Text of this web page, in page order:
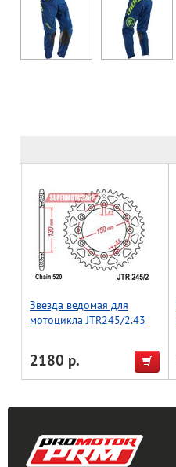
Звезда ведомая для
мотоцикла JTR245/2.43
2180 р.